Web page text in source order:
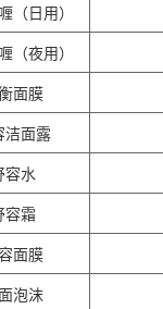
（日用）
（夜用）
面膜
洁面露
容水
容霜
面膜
泡沫